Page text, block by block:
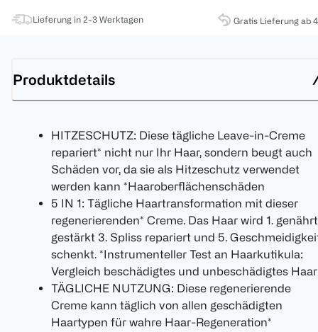
Lieferung in 2-3 Werktagen Gratis Lieferung ab
Produktdetails
HITZESCHUTZ: Diese tägliche Leave-in-Creme
repariert* nicht nur Ihr Haar, sondern beugt auch
Schäden vor, da sie als Hitzeschutz verwendet
werden kann *Haaroberflächenschäden
5 IN 1: Tägliche Haartransformation mit dieser
regenerierenden* Creme. Das Haar wird 1.
gestärkt 3. Spliss repariert und 5.
schenkt. *Instrumenteller Test an Haarkutikula:
Vergleich beschädigtes und unbeschädigtes Haar
TÄGLICHE NUTZUNG: Diese regenerierende
Creme kann täglich von allen geschädigten
Haartypen für wahre Haar-Regeneration*